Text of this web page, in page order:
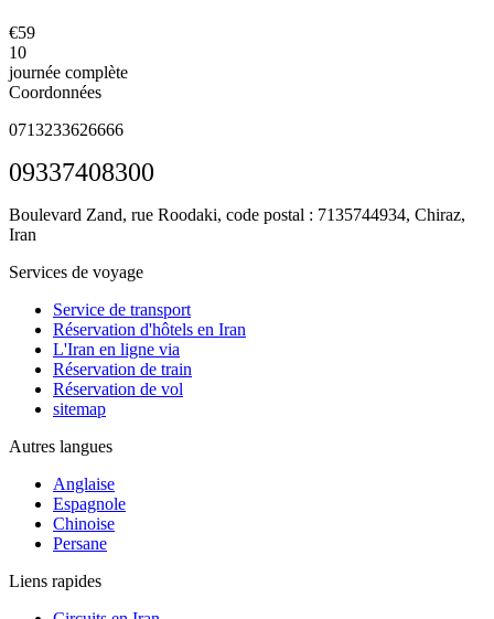
€59
10
journée complète
Coordonnées
0713233626666
09337408300
Boulevard Zand, rue Roodaki, code postal : 7135744934, Chiraz,
Iran
Services de voyage
Service de transport
Réservation d'hôtels en Iran
L'Iran en ligne via
Réservation de train
Réservation de vol
sitemap
Autres langues
Anglaise
Espagnole
Chinoise
Persane
Liens rapides